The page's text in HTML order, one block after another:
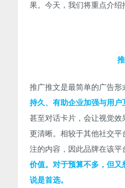
果。今天，我们将重点介绍
推广推文是最简单的广告形
持久、有助企业加强与用户
甚至对话卡片，会让视觉效
更清晰。相较于其他社交平
注的内容，因此品牌在该平
价值。对于预算不多，但
说是首选。